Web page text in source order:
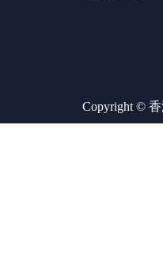
Copyright © 香